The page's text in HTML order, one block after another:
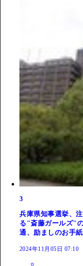
3
兵庫県知事選挙、
る"斎藤ガールズ"
通、励ましのお手
2024年11月05日 07:10